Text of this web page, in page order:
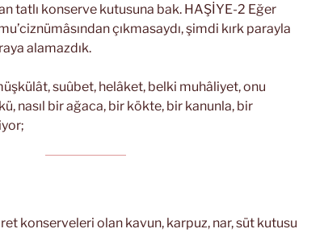
tatlı konserve kutusuna bak. HAŞİYE-2 Eğer
çıkmasaydı, şimdi kırk parayla
alamazdık.
suûbet, helâket, belki muhâliyet, onu
nasıl bir ağaca, bir kökte, bir kanunla, bir
konserveleri olan kavun, karpuz, nar, süt kutusu